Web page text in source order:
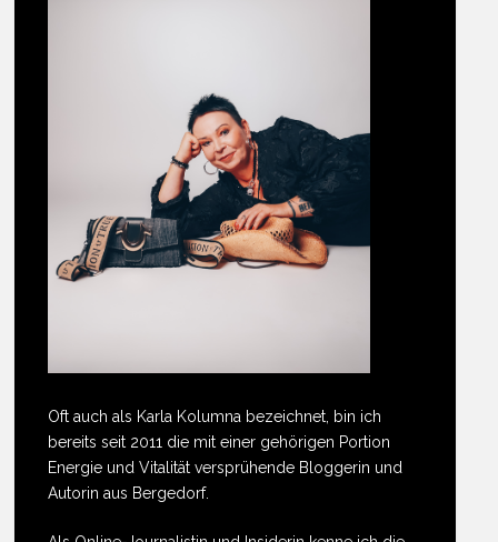
Oft auch als Karla Kolumna bezeichnet, bin ich
bereits seit 2011 die mit einer gehörigen Portion
Energie und Vitalität versprühende Bloggerin und
Autorin aus Bergedorf.